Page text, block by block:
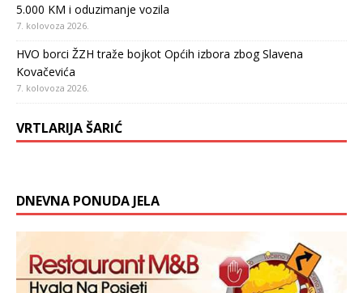
5.000 KM i oduzimanje vozila
7. kolovoza 2026.
HVO borci ŽZH traže bojkot Općih izbora zbog Slavena
Kovačevića
7. kolovoza 2026.
VRTLARIJA ŠARIĆ
DNEVNA PONUDA JELA